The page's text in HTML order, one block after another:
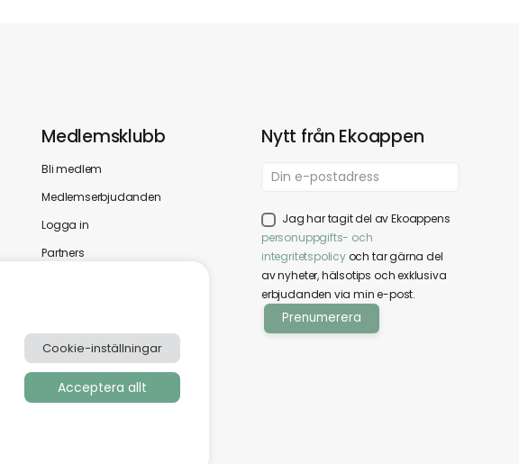
Medlemsklubb
Bli medlem
Medlemserbjudanden
Logga in
Partners
Nytt från Ekoappen
Jag har tagit del av Ekoappens
personuppgifts- och
integritetspolicyoch tar gärna del
av nyheter, hälsotips och exklusiva
erbjudanden via min e-post.
Cookie-inställningar
Acceptera allt